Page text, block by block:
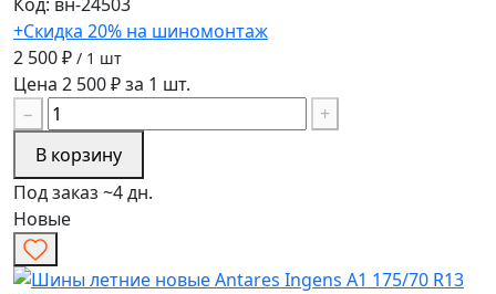
+Скидка 20% на шиномонтаж
2 500 ₽ / 1 шт
Цена 2 500 ₽ за 1 шт.
−
+
В корзину
Под заказ ~4 дн.
Новые